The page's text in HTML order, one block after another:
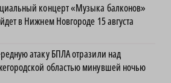
концерт «Музыка балконов»
в Нижнем Новгороде 15 августа
атаку БПЛА отразили над
областью минувшей ночью